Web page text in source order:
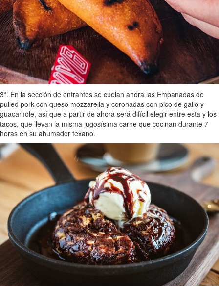
3ª. En la sección de entrantes se cuelan ahora las Empanadas de
pulled pork con queso mozzarella y coronadas con pico de gallo y
guacamole, así que a partir de ahora será difícil elegir entre esta y los
tacos, que llevan la misma jugosísima carne que cocinan durante 7
horas en su ahumador texano.